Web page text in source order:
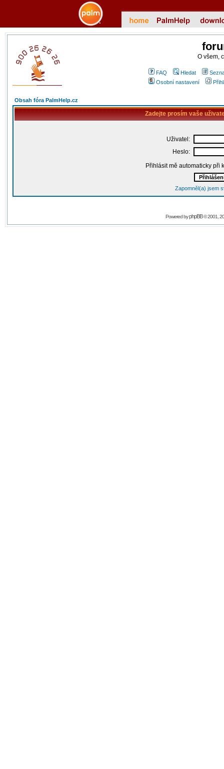
O všem,
FAQ Hledat
Osobní nastavení
Obsah fóra PalmHelp.cz
Zadejte prosím vaše
Uživatel:
Heslo:
Přihlásit mě automaticky při
Zapomněl(a) jsem
Powered byphpBB© 2001,